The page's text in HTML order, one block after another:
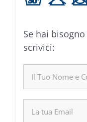
Se hai
scrivici: